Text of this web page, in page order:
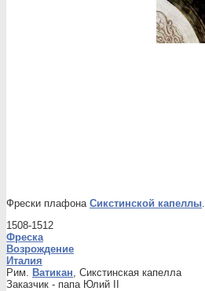
Фрески плафона Сикстинской капеллы.
1508-1512
Фреска
Возрождение
Италия
Рим. Ватикан, Сикстинская капелла
Заказчик - папа Юлий II